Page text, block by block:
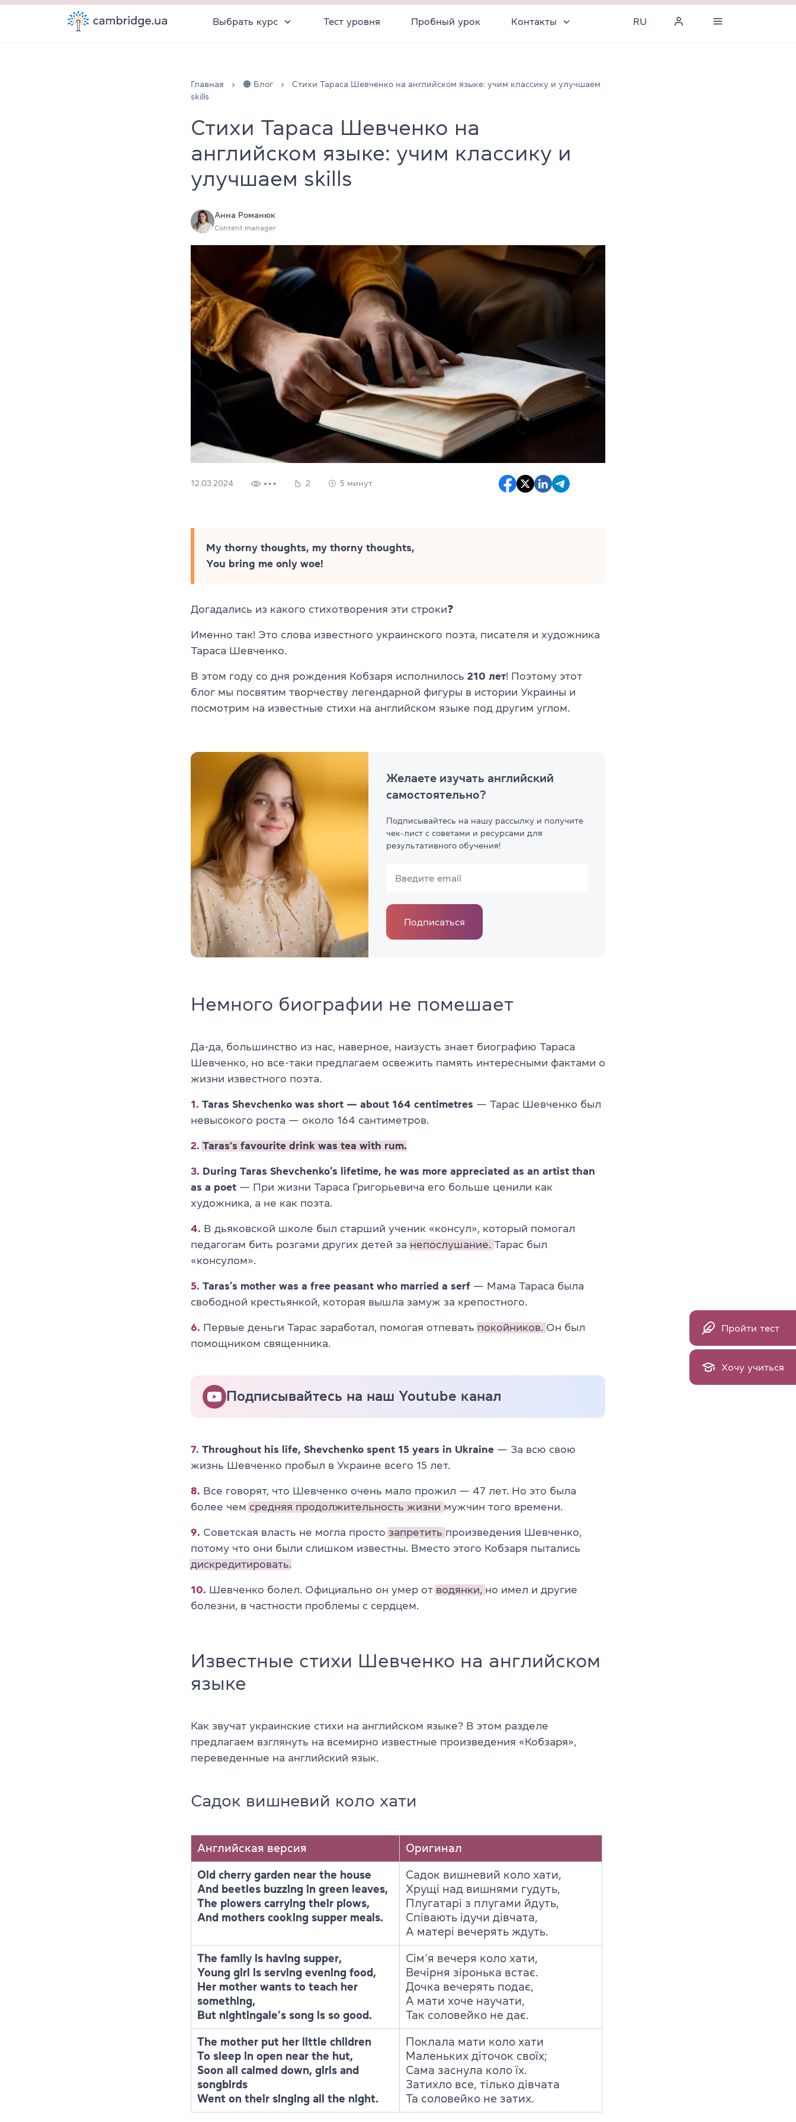
Выбрать курс Тест уровня Пробный урок Контакты RU
Главная 🟠 Блог
Стихи Тараса Шевченко на английском языке: учим классику и улучшаем
skills
Стихи Тараса Шевченко на
английском языке: учим классику и
улучшаем skills
Анна Романюк
Content manager
12.03.2024 2 5 минут
My thorny thoughts, my thorny thoughts,
You bring me only woe!
Догадались из какого стихотворения эти строки❓
Именно так! Это слова известного украинского поэта, писателя и художника
Тараса Шевченко.
В этом году со дня рождения Кобзаря исполнилось 210 лет! Поэтому этот
блог мы посвятим творчеству легендарной фигуры в истории Украины и
посмотрим на известные стихи на английском языке под другим углом.
Желаете изучать английский
самостоятельно?
Подписывайтесь на нашу рассылку и получите
чек-лист с советами и ресурсами для
результативного обучения!
Подписаться
Немного биографии не помешает
Да-да, большинство из нас, наверное, наизусть знает биографию Тараса
Шевченко, но все-таки предлагаем освежить память интересными фактами о
жизни известного поэта.
1. Taras Shevchenko was short — about 164 centimetres — Тарас Шевченко был
невысокого роста — около 164 сантиметров.
2. Taras's favourite drink was tea with rum.
3. During Taras Shevchenko’s lifetime, he was more appreciated as an artist than
as a poet — При жизни Тараса Григорьевича его больше ценили как
художника, а не как поэта.
4. В дьяковской школе был старший ученик «консул», который помогал
педагогам бить розгами других детей за непослушание. Тарас был
«консулом».
5. Taras’s mother was a free peasant who married a serf — Мама Тараса была
свободной крестьянкой, которая вышла замуж за крепостного.
6. Первые деньги Тарас заработал, помогая отпевать покойников. Он был
помощником священника.
Подписывайтесь на наш Youtube канал
7. Throughout his life, Shevchenko spent 15 years in Ukraine — За всю свою
жизнь Шевченко пробыл в Украине всего 15 лет.
8. Все говорят, что Шевченко очень мало прожил — 47 лет. Но это была
более чем средняя продолжительность жизни мужчин того времени.
9. Советская власть не могла просто запретить произведения Шевченко,
потому что они были слишком известны. Вместо этого Кобзаря пытались
дискредитировать.
10. Шевченко болел. Официально он умер от водянки, но имел и другие
болезни, в частности проблемы с сердцем.
Известные стихи Шевченко на английском
языке
Как звучат украинские стихи на английском языке? В этом разделе
предлагаем взглянуть на всемирно известные произведения «Кобзаря»,
переведенные на английский язык.
Садок вишневий коло хати
Английская версия Оригинал
Old cherry garden near the house
And beetles buzzing in green leaves,
The plowers carrying their plows,
And mothers cooking supper meals.
Садок вишневий коло хати,
Хрущі над вишнями гудуть,
Плугатарі з плугами йдуть,
Співають ідучи дівчата,
А матері вечерять ждуть.
The family is having supper,
Young girl is serving evening food,
Her mother wants to teach her
something,
But nightingale’s song is so good.
Сім’я вечеря коло хати,
Вечірня зіронька встає.
Дочка вечерять подає,
А мати хоче научати,
Так соловейко не дaє.
The mother put her little children
To sleep in open near the hut,
Soon all calmed down, girls and
songbirds
Went on their singing all the night.
Поклала мати коло хати
Маленьких діточок своїх;
Сама заснула коло їх.
Затихло все, тілько дівчата
Та соловейко не затих.
Пройти тест
Хочу учиться